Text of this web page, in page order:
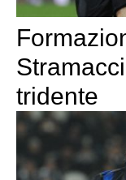
tridente